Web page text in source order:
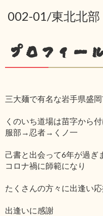
002-01/東北北部
プロフィー
三大麺で有名な岩手県盛
くのいち道場は苗字から
服部→忍者→くノ一
己書と出会って6年が過ぎ
コロナ禍に師範になり
たくさんの方々に出逢い
出逢いに感謝